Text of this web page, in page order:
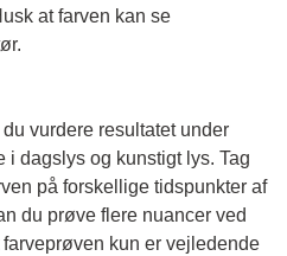
at farven kan se
vurdere resultatet under
i dagslys og kunstigt lys. Tag
på forskellige tidspunkter af
du prøve flere nuancer ved
kun er vejledende